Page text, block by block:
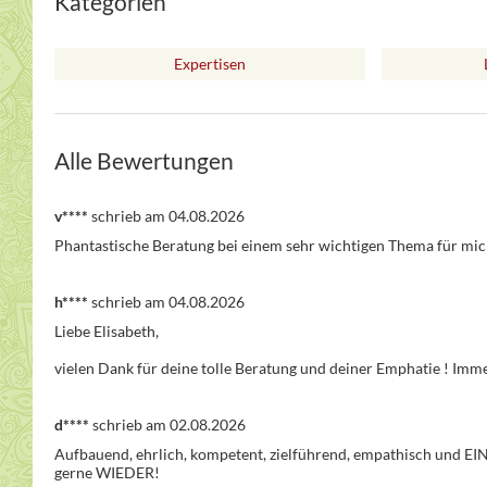
Expertisen
Alle Bewertungen
v**** schrieb am 04.08.2026
Phantastische Beratung bei einem sehr wichtigen Thema für
h**** schrieb am 04.08.2026
Liebe Elisabeth,
vielen Dank für deine tolle Beratung und deiner Emphatie !
d**** schrieb am 02.08.2026
Aufbauend, ehrlich, kompetent, zielführend, empathisch und
gerne WIEDER!